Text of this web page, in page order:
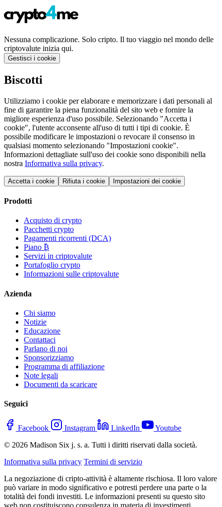
Nessuna complicazione. Solo cripto. Il tuo viaggio nel mondo delle
criptovalute inizia qui.
Gestisci i cookie
Biscotti
Utilizziamo i cookie per elaborare e memorizzare i dati personali al
fine di garantire la piena funzionalità del sito web e fornire la
migliore esperienza d'uso possibile. Selezionando "Accetta i
cookie", l'utente acconsente all'uso di tutti i tipi di cookie. È
possibile modificare le impostazioni o revocare il consenso in
qualsiasi momento selezionando "Impostazioni cookie".
Informazioni dettagliate sull'uso dei cookie sono disponibili nella
nostra Informativa sulla privacy.
Accetta i cookie Rifiuta i cookie Impostazioni dei cookie
Prodotti
Acquisto di crypto
Pacchetti crypto
Pagamenti ricorrenti (DCA)
Piano ₿
Servizi in criptovalute
Portafoglio crypto
Informazioni sulle criptovalute
Azienda
Chi siamo
Notizie
Educazione
Contattaci
Parlano di noi
Sponsorizziamo
Programma di affiliazione
Note legali
Documenti da scaricare
Seguici
Facebook Instagram LinkedIn
Youtube
© 2026 Madison Six j. s. a. Tutti i diritti riservati dalla società.
Informativa sulla privacy Termini di servizio
La negoziazione di cripto-attività è altamente rischiosa. Il loro valore
può variare in modo significativo e potresti perdere una parte o la
totalità dei fondi investiti. Le informazioni presenti su questo sito